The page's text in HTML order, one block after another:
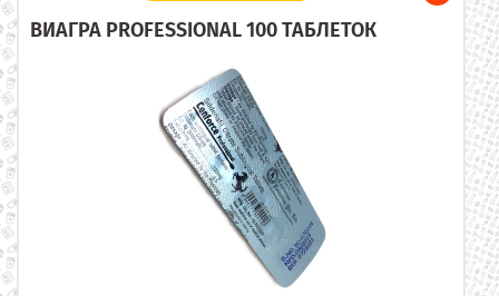
ВИАГРА PROFESSIONAL 100 ТАБЛЕТОК